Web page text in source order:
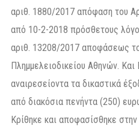
αριθ. 1880/2017 απόφαση του
από 10-2-2018 πρόσθετους
αριθ. 13208/2017 αποφάσεως
Πλημμελειοδικείου Αθηνών. Και
αναιρεσείοντα τα δικαστικά
από διακόσια πενήντα (250)
Κρίθηκε και αποφασίσθηκε